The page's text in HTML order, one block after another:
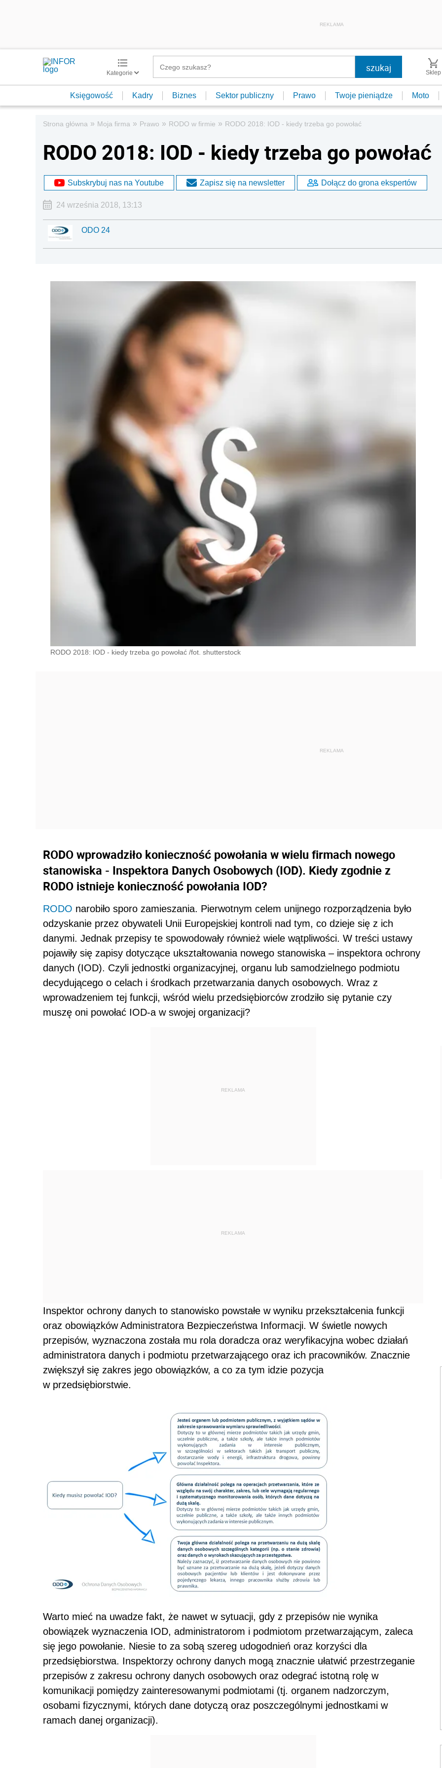
REKLAMA
Kategorie Sklep
Księgowość Kadry Biznes Sektor publiczny Prawo Twoje pieniądze Moto
Strona główna » Moja firma » Prawo » RODO w firmie » RODO 2018: IOD - kiedy trzeba go powołać
RODO 2018: IOD - kiedy trzeba go powołać
Subskrybuj nas na Youtube Zapisz się na newsletter Dołącz do grona ekspertów
24 września 2018, 13:13
ODO 24
RODO 2018: IOD - kiedy trzeba go powołać /fot. shutterstock
RODO wprowadziło konieczność powołania w wielu firmach nowego
stanowiska - Inspektora Danych Osobowych (IOD). Kiedy zgodnie z
RODO istnieje konieczność powołania IOD?
RODO narobiło sporo zamieszania. Pierwotnym celem unijnego rozporządzenia było
odzyskanie przez obywateli Unii Europejskiej kontroli nad tym, co dzieje się z ich
danymi. Jednak przepisy te spowodowały również wiele wątpliwości. W treści ustawy
pojawiły się zapisy dotyczące ukształtowania nowego stanowiska – inspektora ochrony
danych (IOD). Czyli jednostki organizacyjnej, organu lub samodzielnego podmiotu
decydującego o celach i środkach przetwarzania danych osobowych. Wraz z
wprowadzeniem tej funkcji, wśród wielu przedsiębiorców zrodziło się pytanie czy
muszę oni powołać IOD-a w swojej organizacji?
REKLAMA
REKLAMA
Inspektor ochrony danych to stanowisko powstałe w wyniku przekształcenia funkcji
oraz obowiązków Administratora Bezpieczeństwa Informacji. W świetle nowych
przepisów, wyznaczona została mu rola doradcza oraz weryfikacyjna wobec działań
administratora danych i podmiotu przetwarzającego oraz ich pracowników. Znacznie
zwiększył się zakres jego obowiązków, a co za tym idzie pozycja
w przedsiębiorstwie.
Warto mieć na uwadze fakt, że nawet w sytuacji, gdy z przepisów nie wynika
obowiązek wyznaczenia IOD, administratorom i podmiotom przetwarzającym, zaleca
się jego powołanie. Niesie to za sobą szereg udogodnień oraz korzyści dla
przedsiębiorstwa. Inspektorzy ochrony danych mogą znacznie ułatwić przestrzeganie
przepisów z zakresu ochrony danych osobowych oraz odegrać istotną rolę w
komunikacji pomiędzy zainteresowanymi podmiotami (tj. organem nadzorczym,
osobami fizycznymi, których dane dotyczą oraz poszczególnymi jednostkami w
ramach danej organizacji).